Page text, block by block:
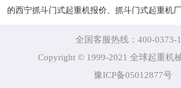
的西宁抓斗门式起重机报价、抓斗门式起重机厂
全国客服热线：400-0373-
Copyright © 1999-2021 全球起重机
豫ICP备05012877号